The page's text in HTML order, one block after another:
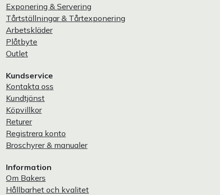
Exponering & Servering
Tårtställningar & Tårtexponering
Arbetskläder
Plåtbyte
Outlet
Kundservice
Kontakta oss
Kundtjänst
Köpvillkor
Returer
Registrera konto
Broschyrer & manualer
Information
Om Bakers
Hållbarhet och kvalitet